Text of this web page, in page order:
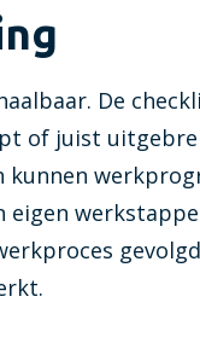
De
of juist
eigen